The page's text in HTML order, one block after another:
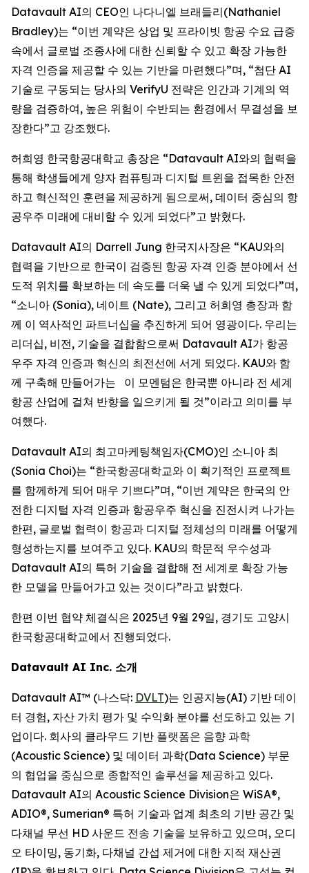
Datavault AI의 CEO인 나다니엘 브래들리(Nathaniel
Bradley)는 “이번 계약은 상업 및 프라이빗 항공 수요 급증
속에서 글로벌 조종사에 대한 신뢰할 수 있고 확장 가능한
자격 인증을 제공할 수 있는 기반을 마련했다”며, “첨단 AI
기술로 구동되는 당사의 VerifyU 전략은 인간과 기계의 역
량을 검증하여, 높은 위험이 수반되는 환경에서 무결성을 보
장한다”고 강조했다.
허희영 한국항공대학교 총장은 “Datavault AI와의 협력을
통해 학생들에게 양자 컴퓨팅과 디지털 트윈을 접목한 안전
하고 혁신적인 훈련을 제공하게 됨으로써, 데이터 중심의 항
공우주 미래에 대비할 수 있게 되었다”고 밝혔다.
Datavault AI의 Darrell Jung 한국지사장은 “KAU와의
협력을 기반으로 한국이 검증된 항공 자격 인증 분야에서 선
도적 위치를 확보하는 데 속도를 더욱 낼 수 있게 되었다”며,
“소니아 (Sonia), 네이트 (Nate), 그리고 허희영 총장과 함
께 이 역사적인 파트너십을 추진하게 되어 영광이다. 우리는
리더십, 비전, 기술을 결합함으로써 Datavault AI가 항공
우주 자격 인증과 혁신의 최전선에 서게 되었다. KAU와 함
께 구축해 만들어가는 이 모멘텀은 한국뿐 아니라 전 세계
항공 산업에 걸쳐 반향을 일으키게 될 것”이라고 의미를 부
여했다.
Datavault AI의 최고마케팅책임자(CMO)인 소니아 최
(Sonia Choi)는 “한국항공대학교와 이 획기적인 프로젝트
를 함께하게 되어 매우 기쁘다”며, “이번 계약은 한국의 안
전한 디지털 자격 인증과 항공우주 혁신을 진전시켜 나가는
한편, 글로벌 협력이 항공과 디지털 정체성의 미래를 어떻게
형성하는지를 보여주고 있다. KAU의 학문적 우수성과
Datavault AI의 특허 기술을 결합해 전 세계로 확장 가능
한 모델을 만들어가고 있는 것이다”라고 밝혔다.
한편 이번 협약 체결식은 2025년 9월 29일, 경기도 고양시
한국항공대학교에서 진행되었다.
Datavault AI Inc. 소개
Datavault AI™ (나스닥: DVLT)는 인공지능(AI) 기반 데이
터 경험, 자산 가치 평가 및 수익화 분야를 선도하고 있는 기
업이다. 회사의 클라우드 기반 플랫폼은 음향 과학
(Acoustic Science) 및 데이터 과학(Data Science) 부문
의 협업을 중심으로 종합적인 솔루션을 제공하고 있다.
Datavault AI의 Acoustic Science Division은 WiSA®,
ADIO®, Sumerian® 특허 기술과 업계 최초의 기반 공간 및
다채널 무선 HD 사운드 전송 기술을 보유하고 있으며, 오디
오 타이밍, 동기화, 다채널 간섭 제거에 대한 지적 재산권